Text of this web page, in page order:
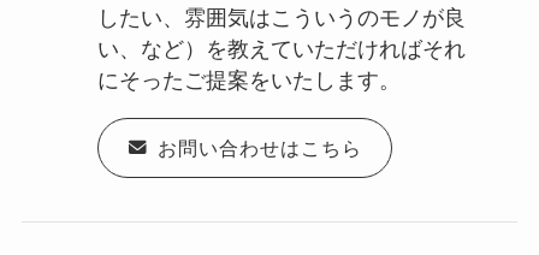
したい、雰囲気はこういうのモノが良
い、など）を教えていただければそれ
にそったご提案をいたします。
お問い合わせはこちら